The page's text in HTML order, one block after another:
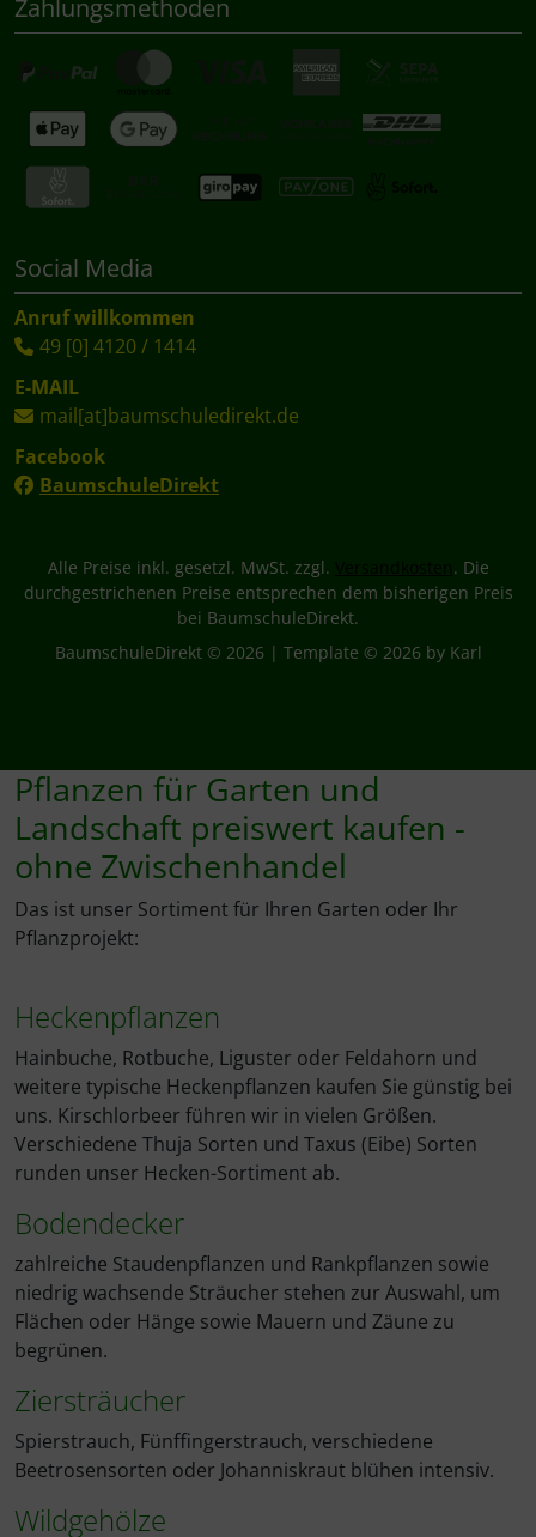
Zahlungsmethoden
Social Media
Anruf willkommen
49 [0] 4120 / 1414
E-MAIL
mail[at]baumschuledirekt.de
Facebook
BaumschuleDirekt
Alle Preise inkl. gesetzl. MwSt. zzgl. Versandkosten. Die
durchgestrichenen Preise entsprechen dem bisherigen Preis
bei BaumschuleDirekt.
BaumschuleDirekt © 2026 | Template © 2026 by Karl
Pflanzen für Garten und
Landschaft preiswert kaufen -
ohne Zwischenhandel
Das ist unser Sortiment für Ihren Garten oder Ihr
Pflanzprojekt:
Heckenpflanzen
Hainbuche, Rotbuche, Liguster oder Feldahorn und
weitere typische Heckenpflanzen kaufen Sie günstig bei
uns. Kirschlorbeer führen wir in vielen Größen.
Verschiedene Thuja Sorten und Taxus (Eibe) Sorten
runden unser Hecken-Sortiment ab.
Bodendecker
zahlreiche Staudenpflanzen und Rankpflanzen sowie
niedrig wachsende Sträucher stehen zur Auswahl, um
Flächen oder Hänge sowie Mauern und Zäune zu
begrünen.
Ziersträucher
Spierstrauch, Fünffingerstrauch, verschiedene
Beetrosensorten oder Johanniskraut blühen intensiv.
Wildgehölze